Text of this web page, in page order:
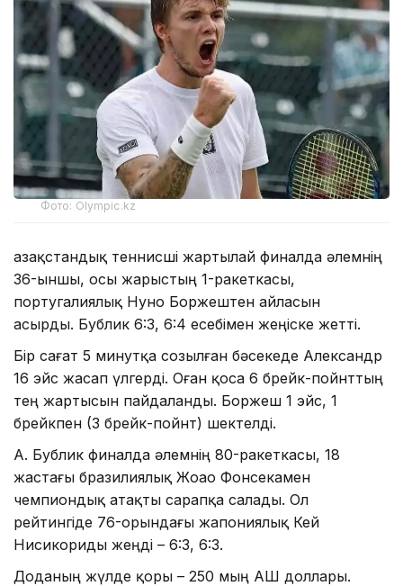
Фото: Olympic.kz
Қазақстандық теннисші жартылай финалда әлемнің
36-ыншы, осы жарыстың 1-ракеткасы,
португалиялық Нуно Боржештен айласын
асырды. Бублик 6:3, 6:4 есебімен жеңіске жетті.
Бір сағат 5 минутқа созылған бәсекеде Александр
16 эйс жасап үлгерді. Оған қоса 6 брейк-пойнттың
тең жартысын пайдаланды. Боржеш 1 эйс, 1
брейкпен (3 брейк-пойнт) шектелді.
А. Бублик финалда әлемнің 80-ракеткасы, 18
жастағы бразилиялық Жоао Фонсекамен
чемпиондық атақты сарапқа салады. Ол
рейтингіде 76-орындағы жапониялық Кей
Нисикориды жеңді – 6:3, 6:3.
Доданың жүлде қоры – 250 мың АҚШ доллары.